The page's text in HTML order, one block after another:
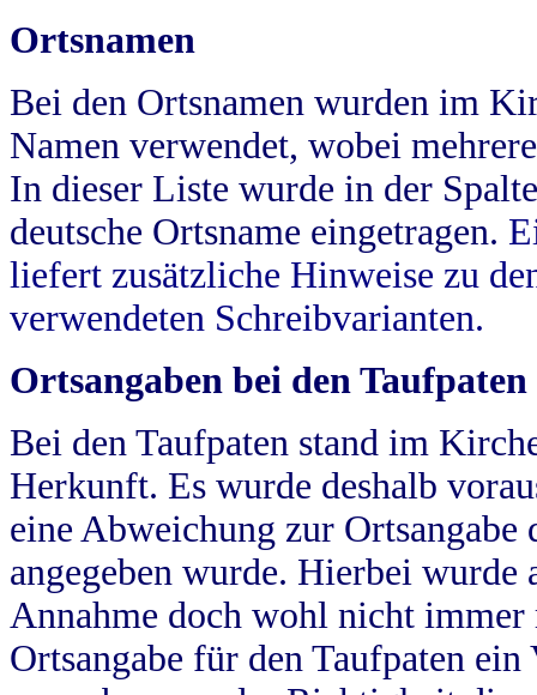
Ortsnamen
Bei den Ortsnamen wurden im
Namen verwendet, wobei
In dieser Liste wurde in der
deutsche Ortsname eingetragen.
liefert zusätzliche Hinweise zu
verwendeten Schreibvarianten.
Ortsangaben bei den Taufpaten
Bei den Taufpaten stand im
Herkunft. Es wurde deshalb
eine Abweichung zur
angegeben wurde. Hierbei wurde
Annahme doch wohl nicht
Ortsangabe für den Taufpaten